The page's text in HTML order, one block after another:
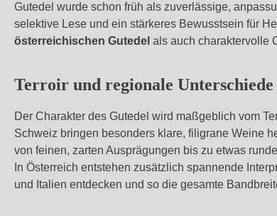
Gutedel wurde schon früh als zuverlässige,
selektive Lese und ein stärkeres Bewusstsein für
österreichischen Gutedel als auch charaktervolle
Terroir und regionale Unterschiede
Der Charakter des Gutedel wird maßgeblich vom
Schweiz bringen besonders klare, filigrane Weine
von feinen, zarten Ausprägungen bis zu etwas
In Österreich entstehen zusätzlich spannende
und Italien entdecken und so die gesamte